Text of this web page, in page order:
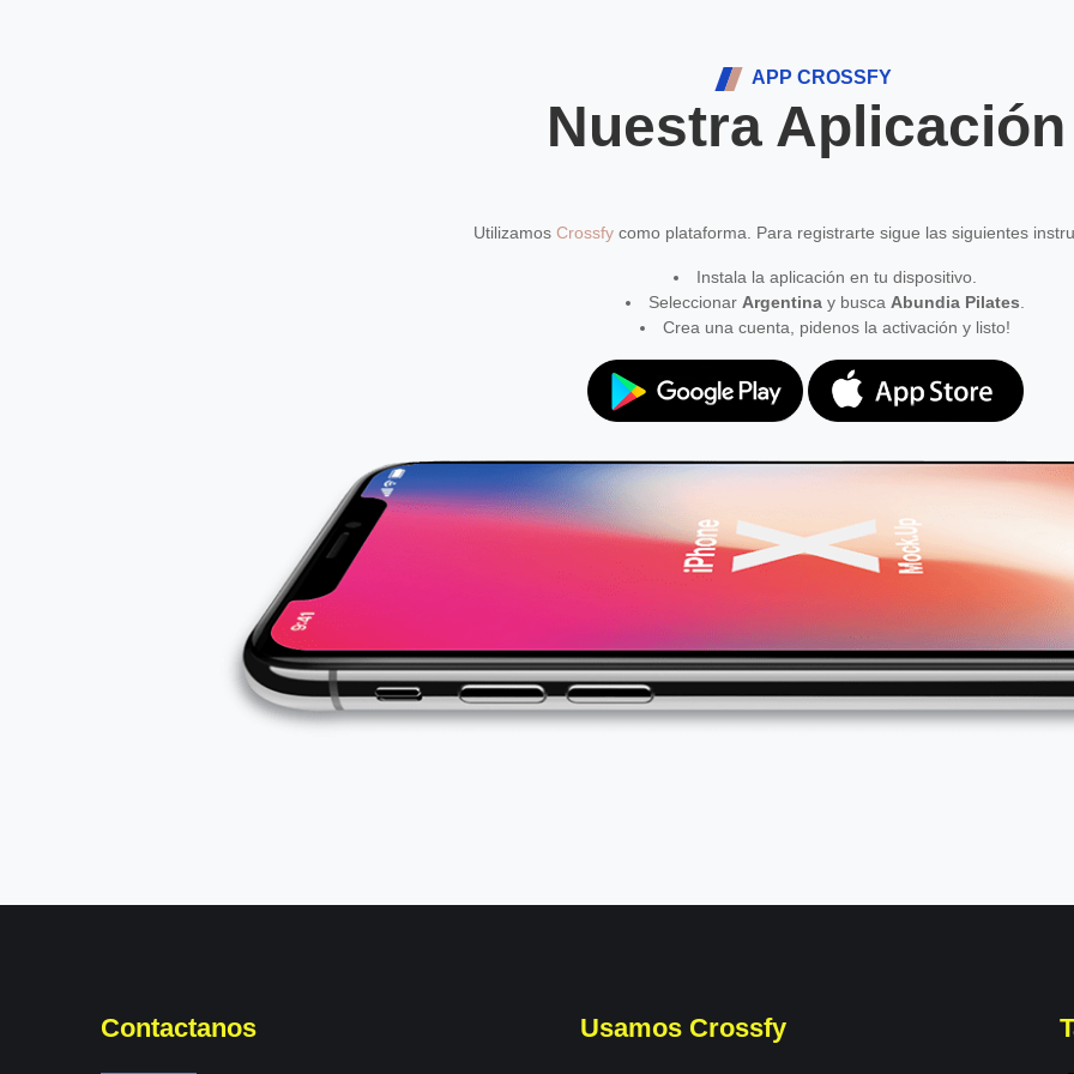
APP CROSSFY
Nuestra Aplicación
Utilizamos Crossfy como plataforma. Para registrarte sigue las siguientes
Instala la aplicación en tu dispositivo.
Seleccionar Argentinay busca Abundia Pilates
Crea una cuenta, pidenos la activación y listo!
Contactanos Usamos Crossfy